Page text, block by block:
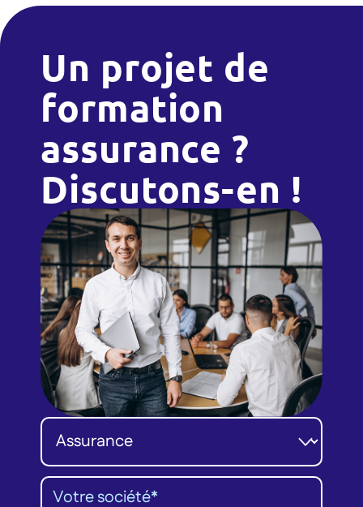
Un projet de
formation
assurance ?
Discutons-en !
Catégorie